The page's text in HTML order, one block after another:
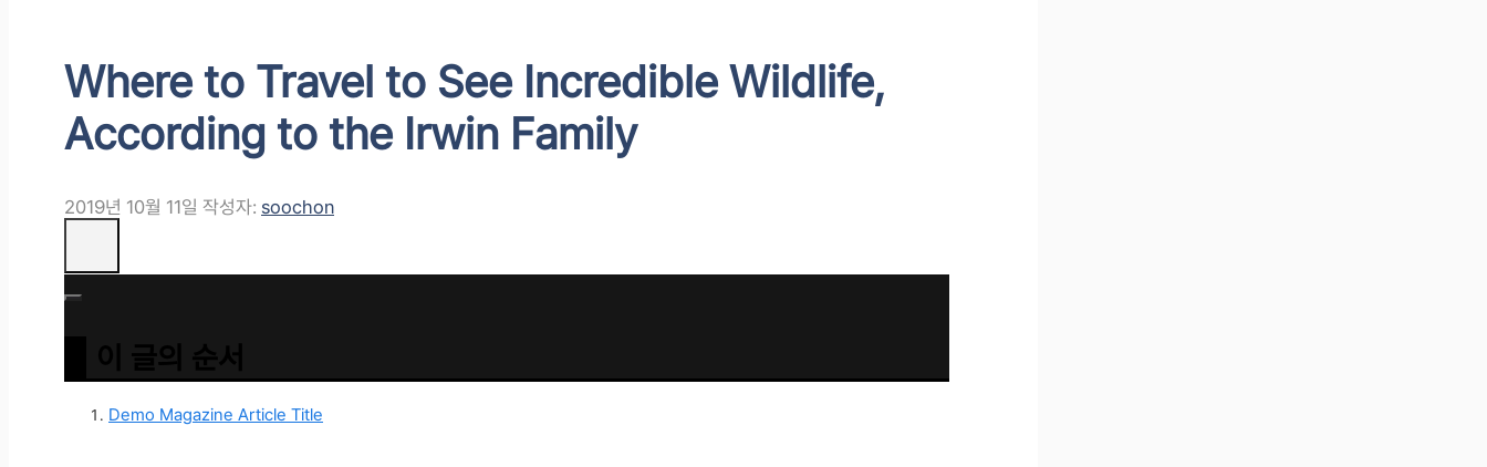
Where to Travel to See Incredible Wildlife,
According to the Irwin Family
2019년 10월 11일 작성자: soochon
Demo Magazine Article Title